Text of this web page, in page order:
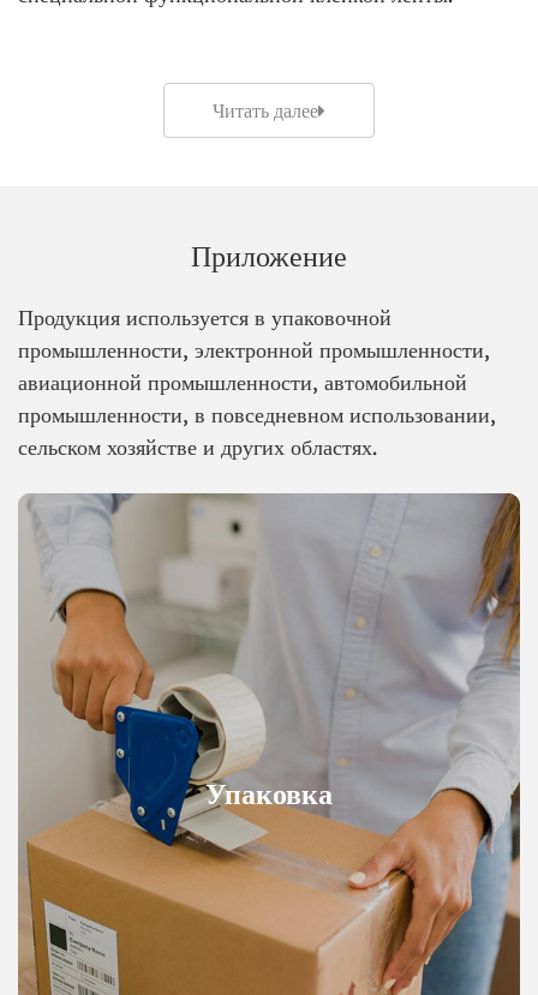
Читать далее
Приложение
Продукция используется в упаковочной
промышленности, электронной промышленности,
авиационной промышленности, автомобильной
промышленности, в повседневном использовании,
сельском хозяйстве и других областях.
Упаковка